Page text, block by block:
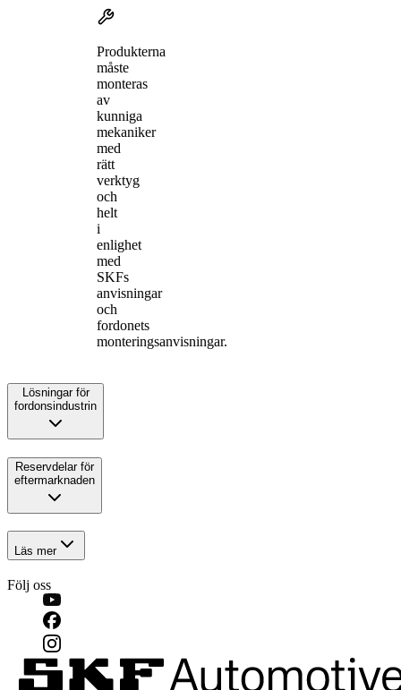
Produkterna
måste
monteras
av
kunniga
mekaniker
med
rätt
verktyg
och
helt
i
enlighet
med
SKFs
anvisningar
och
fordonets
monteringsanvisningar.
Lösningar för
fordonsindustrin
Reservdelar för
eftermarknaden
Läs mer
Följ oss